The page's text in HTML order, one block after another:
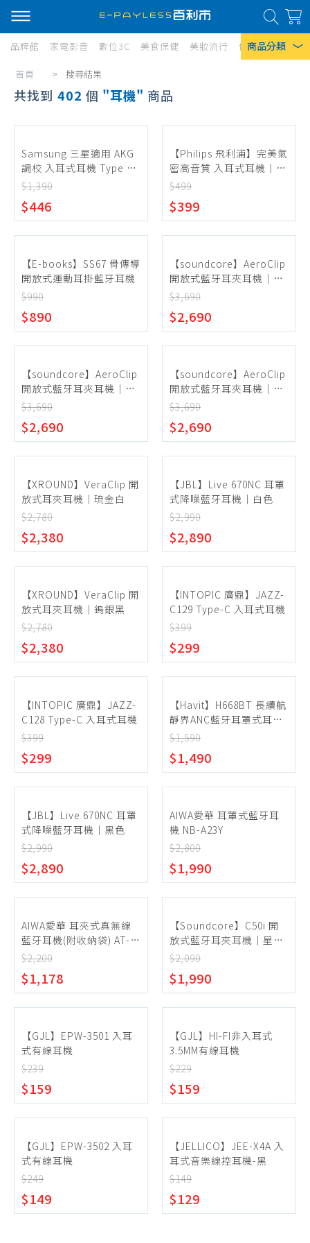
商品分類
熱門搜尋
風扇
除濕機
衛生紙
Iphone 17
品牌館 家電影音 數位3C 美食保健 美妝流行 傢俱寢具 居
首頁 Current:
> 搜尋結果
共找到 402 個 耳機 商品
Samsung 三星適用 AKG
調校 入耳式耳機 Type C
(袋裝) 適用Galaxy Z
$1,390
$446
【Philips 飛利浦】完美氣
密高音質 入耳式耳機｜黑
色
$499
$399
【E-books】SS67 骨傳導
開放式運動耳掛藍牙耳機
$990
$890
【soundcore】AeroClip
開放式藍牙耳夾耳機｜霧
夜黑
$3,690
$2,690
【soundcore】AeroClip
開放式藍牙耳夾耳機｜霧
光白
$3,690
$2,690
【soundcore】AeroClip
開放式藍牙耳夾耳機｜霧
海藍
$3,690
$2,690
【XROUND】VeraClip 開
放式耳夾耳機｜琉金白
$2,780
$2,380
【JBL】Live 670NC 耳罩
式降噪藍牙耳機｜白色
$2,990
$2,890
【XROUND】VeraClip 開
放式耳夾耳機｜鎢銀黑
$2,780
$2,380
【INTOPIC 廣鼎】JAZZ-
C129 Type-C 入耳式耳機
$399
$299
【INTOPIC 廣鼎】JAZZ-
C128 Type-C 入耳式耳機
$399
$299
【Havit】H668BT 長續航
靜界ANC藍牙耳罩式耳機
｜黑色
$1,590
$1,490
【JBL】Live 670NC 耳罩
式降噪藍牙耳機｜黑色
$2,990
$2,890
AIWA愛華 耳罩式藍牙耳
機 NB-A23Y
$2,800
$1,990
AIWA愛華 耳夾式真無線
藍牙耳機(附收納袋) AT-
H06 EDGE
$2,200
$1,178
【Soundcore】C50i 開
放式藍牙耳夾耳機｜星墨
黑
$2,090
$1,990
【GJL】EPW-3501 入耳
式有線耳機
$239
$159
【GJL】HI-FI非入耳式
3.5MM有線耳機
$229
$159
【GJL】EPW-3502 入耳
式有線耳機
$249
$149
【JELLICO】JEE-X4A 入
耳式音樂線控耳機-黑
$149
$129